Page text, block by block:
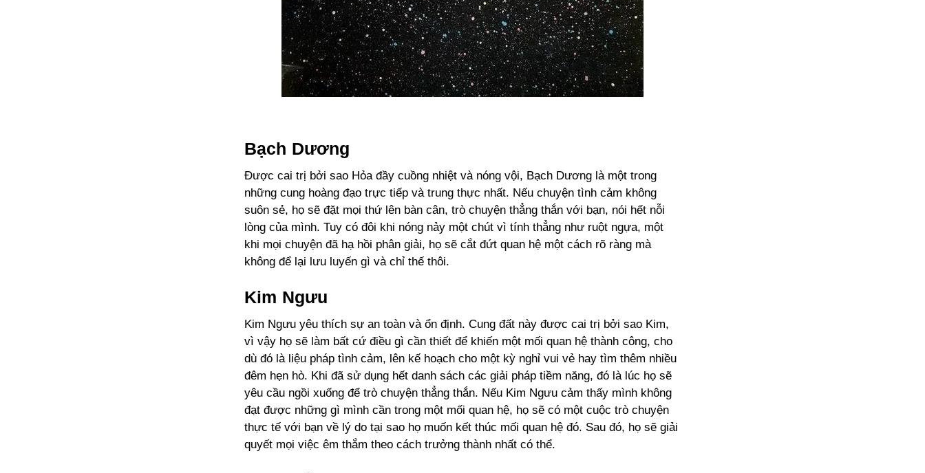
Bạch Dương
Được cai trị bởi sao Hỏa đầy cuồng nhiệt và nóng vội, Bạch Dương là một trong
những cung hoàng đạo trực tiếp và trung thực nhất. Nếu chuyện tình cảm không
suôn sẻ, họ sẽ đặt mọi thứ lên bàn cân, trò chuyện thẳng thắn với bạn, nói hết nỗi
lòng của mình. Tuy có đôi khi nóng nảy một chút vì tính thẳng như ruột ngựa, một
khi mọi chuyện đã hạ hồi phân giải, họ sẽ cắt đứt quan hệ một cách rõ ràng mà
không để lại lưu luyến gì và chỉ thế thôi.
Kim Ngưu
Kim Ngưu yêu thích sự an toàn và ổn định. Cung đất này được cai trị bởi sao Kim,
vì vậy họ sẽ làm bất cứ điều gì cần thiết để khiến một mối quan hệ thành công, cho
dù đó là liệu pháp tình cảm, lên kế hoạch cho một kỳ nghỉ vui vẻ hay tìm thêm nhiều
đêm hẹn hò. Khi đã sử dụng hết danh sách các giải pháp tiềm năng, đó là lúc họ sẽ
yêu cầu ngồi xuống để trò chuyện thẳng thắn. Nếu Kim Ngưu cảm thấy mình không
đạt được những gì mình cần trong một mối quan hệ, họ sẽ có một cuộc trò chuyện
thực tế với bạn về lý do tại sao họ muốn kết thúc mối quan hệ đó. Sau đó, họ sẽ giải
quyết mọi việc êm thắm theo cách trưởng thành nhất có thể.